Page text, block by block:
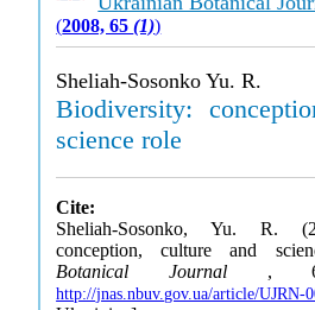
(2008, 65(1))
Sheliah-Sosonko Yu. R.
Biodiversity:
science role
Cite:
Sheliah-Sosonko, Yu. R.
conception, culture and
Botanical Journal ,
http://jnas.nbuv.gov.ua/article/UJRN-